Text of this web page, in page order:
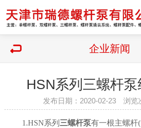
企业新闻
HSN系列三螺杆
发布日期：2020-02-23 浏览
1.HSN系列三螺杆泵有一根主螺杆(